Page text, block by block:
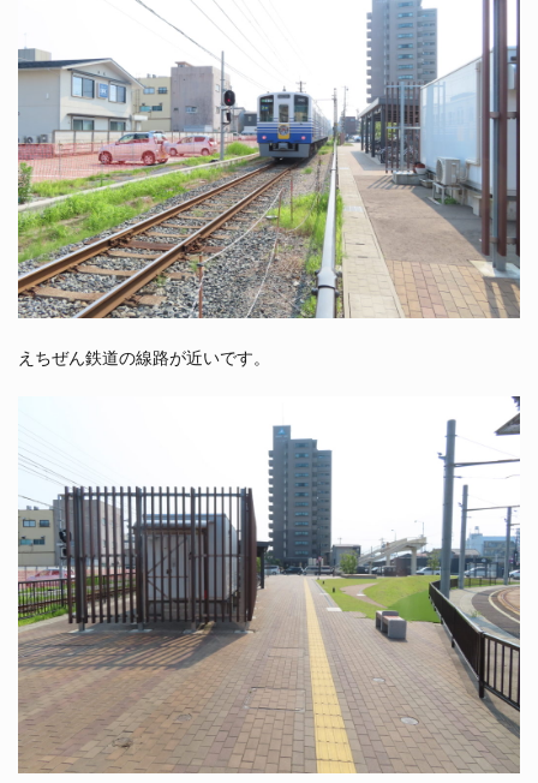
えちぜん鉄道の線路が近いです。